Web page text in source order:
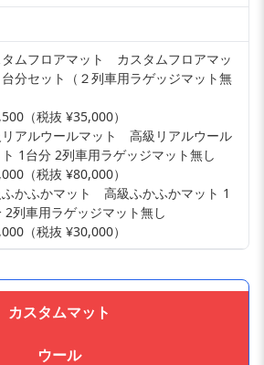
タムフロアマット カスタムフロアマッ
台分セット（２列車用ラゲッジマット無
（税抜 ¥35,000）
アルウールマット 高級リアルウール
1台分 2列車用ラゲッジマット無し
（税抜 ¥80,000）
かふかマット 高級ふかふかマット 1
2列車用ラゲッジマット無し
（税抜 ¥30,000）
カスタムマット
ウール